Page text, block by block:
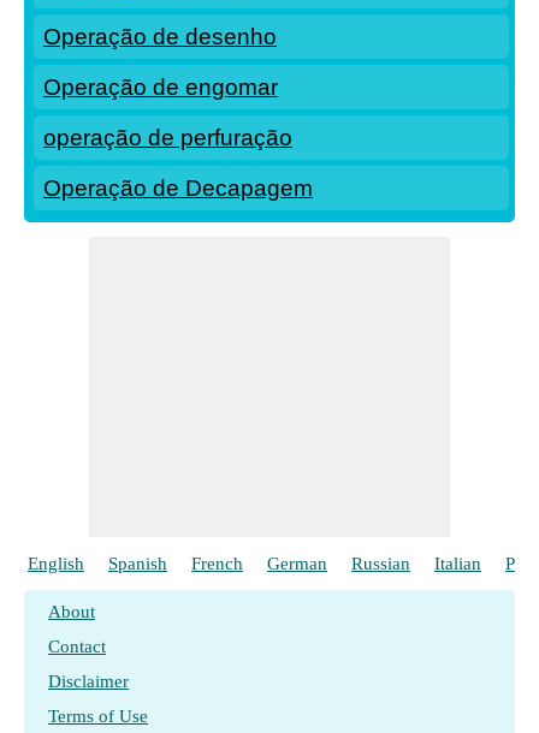
Operação de desenho
Operação de engomar
operação de perfuração
Operação de Decapagem
English Spanish French German Russian Italian
About
Contact
Disclaimer
Terms of Use